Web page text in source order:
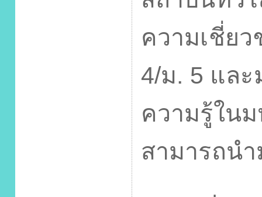
ความเชี่ย
4/ม. 5 แล
ความรู้ใน
สามารถน